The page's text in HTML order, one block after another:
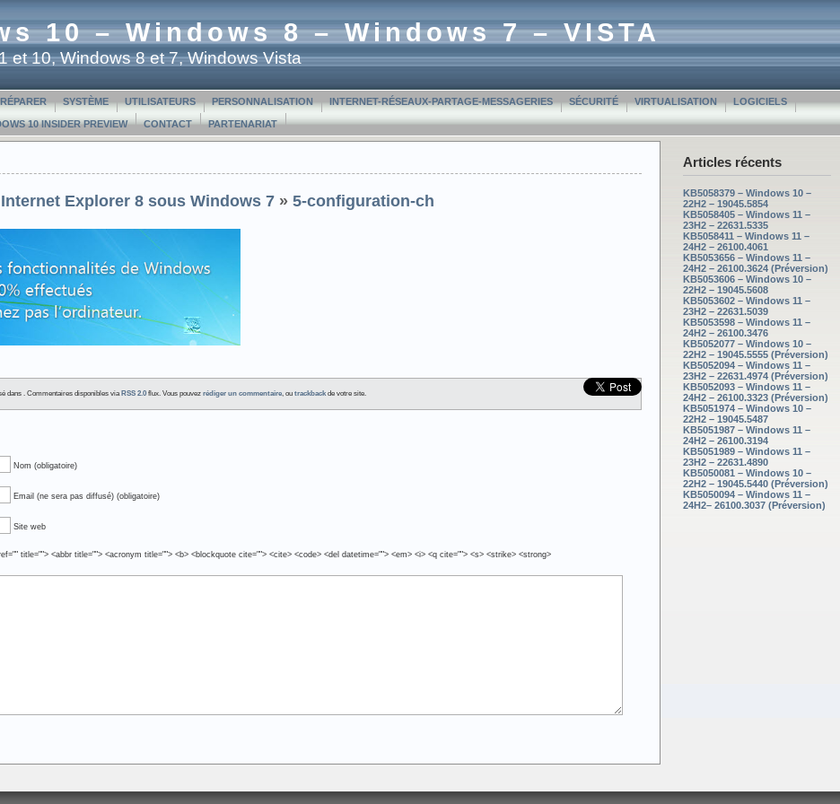
10 – Windows 8 – Windows 7 – VISTA
et 10, Windows 8 et 7, Windows Vista
SYSTÈME UTILISATEURS PERSONNALISATION INTERNET-RÉSEAUX-PARTAGE-MESSAGERIES SÉCURITÉ VIRTUALISATION LOGICIELS
10 INSIDER PREVIEW CONTACT PARTENARIAT
Articles récents
KB5058379 – Windows 10 –
22H2 – 19045.5854
KB5058405 – Windows 11 –
23H2 – 22631.5335
KB5058411 – Windows 11 –
24H2 – 26100.4061
KB5053656 – Windows 11 –
24H2 – 26100.3624 (Préversion)
KB5053606 – Windows 10 –
22H2 – 19045.5608
KB5053602 – Windows 11 –
23H2 – 22631.5039
KB5053598 – Windows 11 –
24H2 – 26100.3476
KB5052077 – Windows 10 –
22H2 – 19045.5555 (Préversion)
KB5052094 – Windows 11 –
23H2 – 22631.4974 (Préversion)
KB5052093 – Windows 11 –
24H2 – 26100.3323 (Préversion)
KB5051974 – Windows 10 –
22H2 – 19045.5487
KB5051987 – Windows 11 –
24H2 – 26100.3194
KB5051989 – Windows 11 –
23H2 – 22631.4890
KB5050081 – Windows 10 –
22H2 – 19045.5440 (Préversion)
KB5050094 – Windows 11 –
24H2– 26100.3037 (Préversion)
Explorer 8 sous Windows 7 » 5-configuration-ch
dans . Commentaires disponibles via RSS 2.0 flux. Vous pouvez rédiger un commentaire, ou trackbackde votre site.
Nom (obligatoire)
Email (ne sera pas diffusé) (obligatoire)
Site web
title=""> <abbr title=""> <acronym title=""> <b> <blockquote cite=""> <cite> <code> <del datetime=""> <em> <i> <q cite=""> <s> <strike> <strong>